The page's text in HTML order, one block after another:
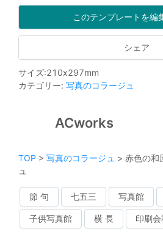
このテンプレートを編
シェア
サイズ:210x297mm
カテゴリー: 写真のコラージュ
ACworks
TOP > 写真のコラージュ > 赤色の和
ュ
節 句 七五三 写真館
子供写真館 横 長 印刷会